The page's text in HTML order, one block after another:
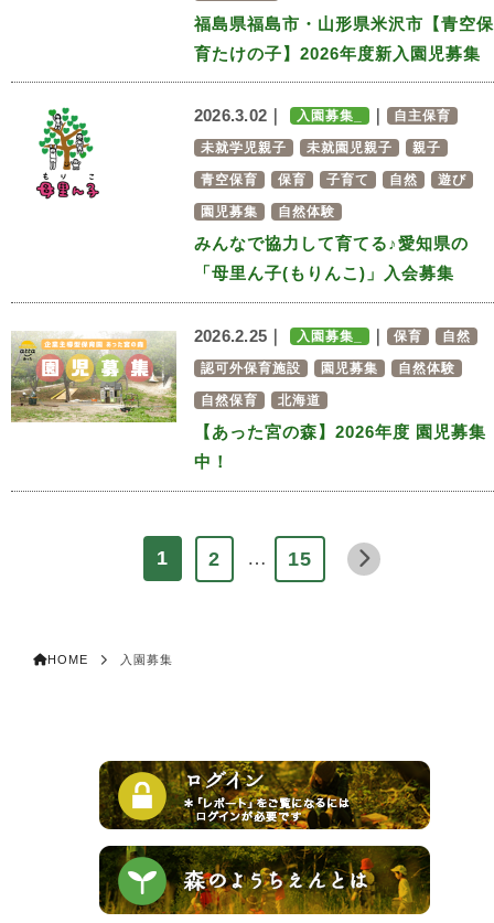
福島県福島市・山形県米沢市【青空保
育たけの子】2026年度新入園児募集
2026.3.02｜ 入園募集_ 自主保育
未就学児親子 未就園児親子 親子
青空保育 保育 子育て 自然 遊び
園児募集 自然体験
みんなで協力して育てる♪愛知県の
「母里ん子(もりんこ)」入会募集
2026.2.25｜ 入園募集_ 保育 自然
認可外保育施設 園児募集 自然体験
自然保育 北海道
【あった宮の森】2026年度 園児募集
中！
1 2 … 15
HOME 入園募集